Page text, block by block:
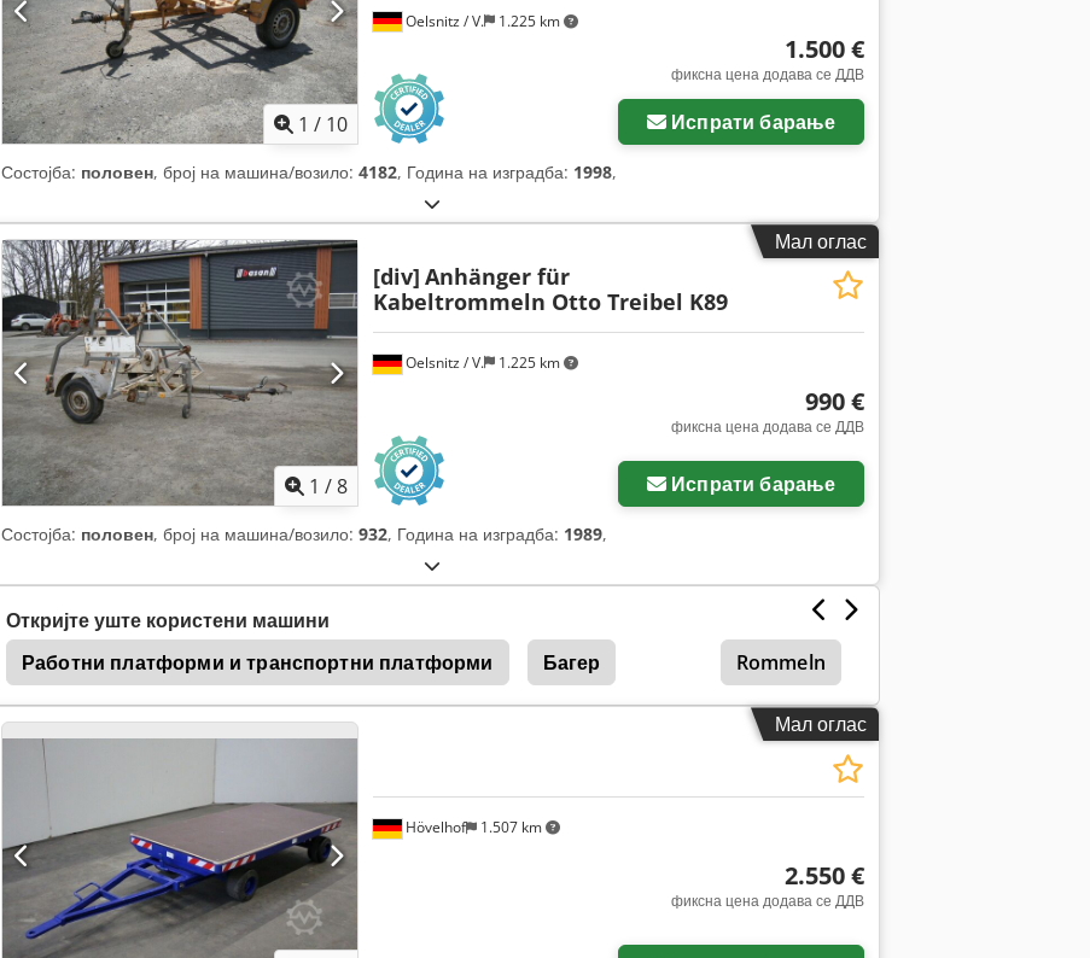
1 / 10
Oelsnitz / V. 1.225 km
1.500 €
фиксна цена додава се ДДВ
Испрати барање
Состојба: половен, број на машина/возило: 4182, Година на изградба: 1998,
Мал оглас
1 /8
Oelsnitz / V. 1.225 km
[div] Anhänger für
Kabeltrommeln Otto Treibel K89
990 €
фиксна цена додава се ДДВ
Испрати барање
Состојба: половен, број на машина/возило: 932, Година на изградба: 1989,
Откријте уште користени машини
Работни платформи и транспортни платформи
Багер Rommeln
Мал оглас
Hövelhof 1.507 km
2.550 €
фиксна цена додава се ДДВ